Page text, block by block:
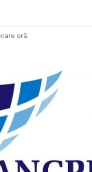
oră.